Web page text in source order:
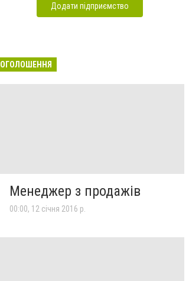
Додати підприємство
ОГОЛОШЕННЯ
Менеджер з продажів
00:00, 12 січня 2016 р.